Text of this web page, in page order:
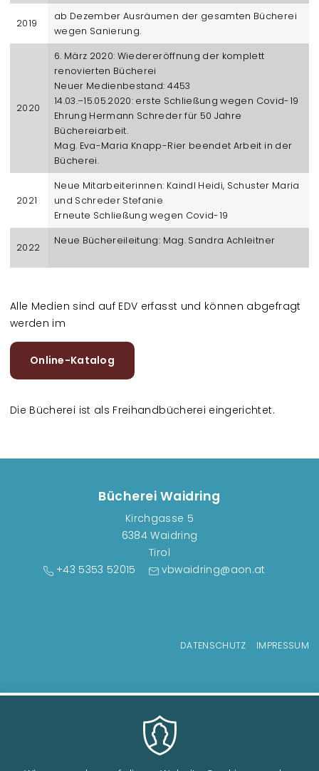
2019
ab Dezember Ausräumen der gesamten Bücherei
wegen Sanierung.
2020
6. März 2020: Wiedereröffnung der komplett
renovierten Bücherei
Neuer Medienbestand: 4453
14.03.–15.05.2020: erste Schließung wegen Covid-19
Ehrung Hermann Schreder für 50 Jahre
Büchereiarbeit.
Mag. Eva-Maria Knapp-Rier beendet Arbeit in der
Bücherei.
2021
Neue Mitarbeiterinnen: Kaindl Heidi, Schuster Maria
und Schreder Stefanie
Erneute Schließung wegen Covid-19
2022
Neue Büchereileitung: Mag. Sandra Achleitner
Alle Medien sind auf EDV erfasst und können abgefragt
werden im
Online-Katalog
Die Bücherei ist als Freihandbücherei eingerichtet.
Bücherei Waidring
Kirchgasse 5
6384 Waidring
Tirol
+43 5353 52015
vbwaidring@aon.at
DATENSCHUTZ IMPRESSUM